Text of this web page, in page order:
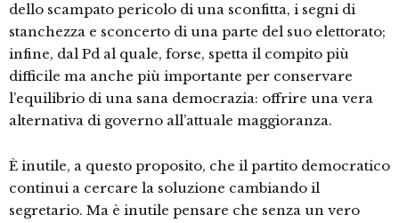
dello scampato pericolo di una sconfitta, i segni di
stanchezza e sconcerto di una parte del suo elettorato;
infine, dal Pd al quale, forse, spetta il compito più
difficile ma anche più importante per conservare
l’equilibrio di una sana democrazia: offrire una vera
alternativa di governo all’attuale maggioranza.
È inutile, a questo proposito, che il partito democratico
continui a cercare la soluzione cambiando il
segretario. Ma è inutile pensare che senza un vero